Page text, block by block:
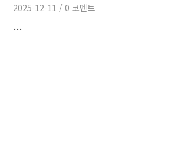
2025-12-11 / 0 코멘트
…